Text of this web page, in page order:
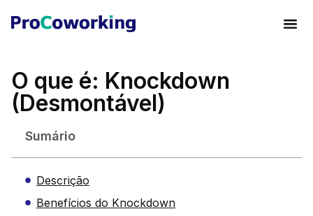
O que é: Knockdown
(Desmontável)
Sumário
Descrição
Benefícios do Knockdown